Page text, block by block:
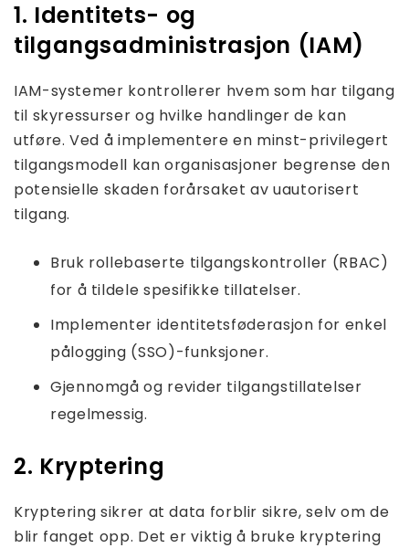
1. Identitets- og
tilgangsadministrasjon (IAM)
IAM-systemer kontrollerer hvem som har tilgang
til skyressurser og hvilke handlinger de kan
utføre. Ved å implementere en minst-privilegert
tilgangsmodell kan organisasjoner begrense den
potensielle skaden forårsaket av uautorisert
tilgang.
Bruk rollebaserte tilgangskontroller (RBAC)
for å tildele spesifikke tillatelser.
Implementer identitetsføderasjon for enkel
pålogging (SSO)-funksjoner.
Gjennomgå og revider tilgangstillatelser
regelmessig.
2. Kryptering
Kryptering sikrer at data forblir sikre, selv om de
blir fanget opp. Det er viktig å bruke kryptering